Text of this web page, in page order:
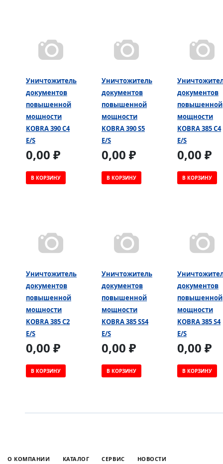
Уничтожитель
документов
повышенной
мощности
KOBRA 390 C4
E/S
0,00 ₽
В КОРЗИНУ
Уничтожитель
документов
повышенной
мощности
KOBRA 390 S5
E/S
0,00 ₽
В КОРЗИНУ
документов
повышенной
мощности
KOBRA 385 C4
E/S
0,00 ₽
В КОРЗИНУ
Уничтожитель
документов
повышенной
мощности
KOBRA 385 C2
E/S
0,00 ₽
В КОРЗИНУ
Уничтожитель
документов
повышенной
мощности
KOBRA 385 SS4
E/S
0,00 ₽
В КОРЗИНУ
документов
повышенной
мощности
KOBRA 385 S4
E/S
0,00 ₽
В КОРЗИНУ
О КОМПАНИИ КАТАЛОГ СЕРВИС НОВОСТИ